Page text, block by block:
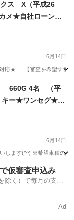
ス X（平成26
メ★自社ローン★
だけ販売できる★
談できる★神奈川
スタムも車検も
6月14日
★ 【審査を希望する方
660G 4名 （平
キー★ワンセグ★
自社ローン★金利
販売できる★来店
きる★神奈川県厚
6月14日
いします(^^) ※希望車種
アバイザー
仮審査申込み
除く）で毎月の支払
Ad